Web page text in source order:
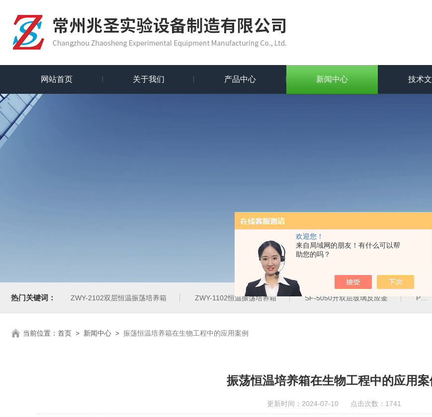
欢迎您！
来自局域网的朋友！有什么可以帮
助您的吗？
网站首页 关于我们 产品中心 新闻中心 技术
热门关键词： ZWY-2102双层恒温振荡培养箱 ZWY-1102恒温振荡培养箱 SF-5050升双层玻璃反应釜 PH-2J防腐蚀恒温水浴锅
当前位置： 首页 > 新闻中心 > 振荡恒温培养箱在生物工程中的应用案例
振荡恒温培养箱在生物工程中的应用案
更新时间：2024-07-10 点击次数：1741